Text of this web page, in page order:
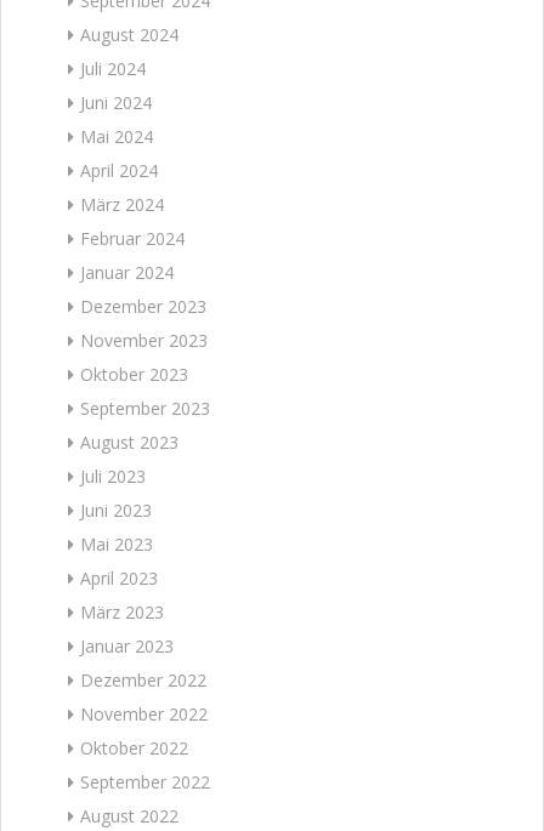
August 2024
Juli 2024
Juni 2024
Mai 2024
April 2024
März 2024
Februar 2024
Januar 2024
Dezember 2023
November 2023
Oktober 2023
September 2023
August 2023
Juli 2023
Juni 2023
Mai 2023
April 2023
März 2023
Januar 2023
Dezember 2022
November 2022
Oktober 2022
September 2022
August 2022